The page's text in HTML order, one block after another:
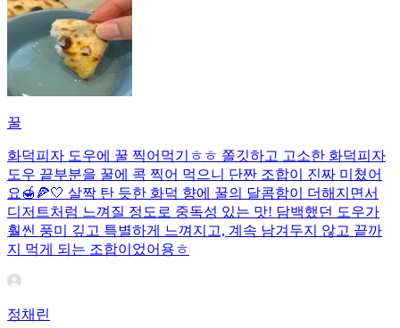
꿀
화덕피자 도우에 꿀 찍어먹기ㅎㅎ 쫄깃하고 고소한 화덕피자
도우 끝부분을 꿀에 콕 찍어 먹으니 단짠 조합이 진짜 미쳤어
요🍯🍕🤍 살짝 탄 듯한 화덕 향에 꿀의 달콤함이 더해지면서
디저트처럼 느껴질 정도로 중독성 있는 맛! 담백했던 도우가
훨씬 풍미 깊고 특별하게 느껴지고, 계속 남겨두지 않고 끝까
지 먹게 되는 조합이었어용ㅎ
정채린